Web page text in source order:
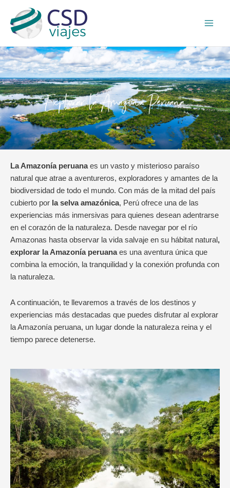
contenido
Explorar la Amazonia Peruana
La Amazonía peruanaes un vasto y misterioso paraíso
natural que atrae a aventureros, exploradores y amantes de la
biodiversidad de todo el mundo. Con más de la mitad del país
cubierto por la selva amazónica, Perú ofrece una de las
experiencias más inmersivas para quienes desean adentrarse
en el corazón de la naturaleza. Desde navegar por el río
Amazonas hasta observar la vida salvaje en su hábitat natural ,
explorar la Amazonía peruanaes una aventura única que
combina la emoción, la tranquilidad y la conexión profunda con
la naturaleza.
A continuación, te llevaremos a través de los destinos y
experiencias más destacadas que puedes disfrutar al explorar
la Amazonía peruana, un lugar donde la naturaleza reina y el
tiempo parece detenerse.